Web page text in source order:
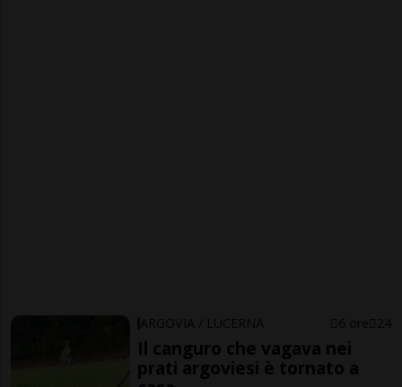
ARGOVIA / LUCERNA 6 ore 24
Il canguro che vagava nei
prati argoviesi è tornato a